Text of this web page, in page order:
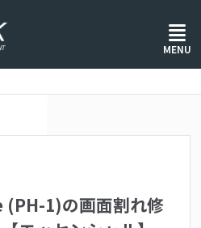
MENU
割れ修理が安くて早い！【エッセンシ
1)の画面割れ修